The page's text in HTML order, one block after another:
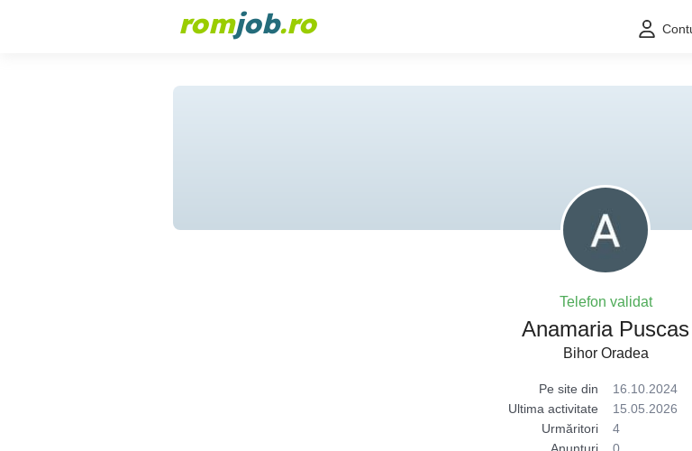
romjob.ro
Telefon validat
Anamaria Puscas
Bihor Oradea
Pe site din
16.10.2024
Ultima activitate
15.05.2026
Urmăritori
4